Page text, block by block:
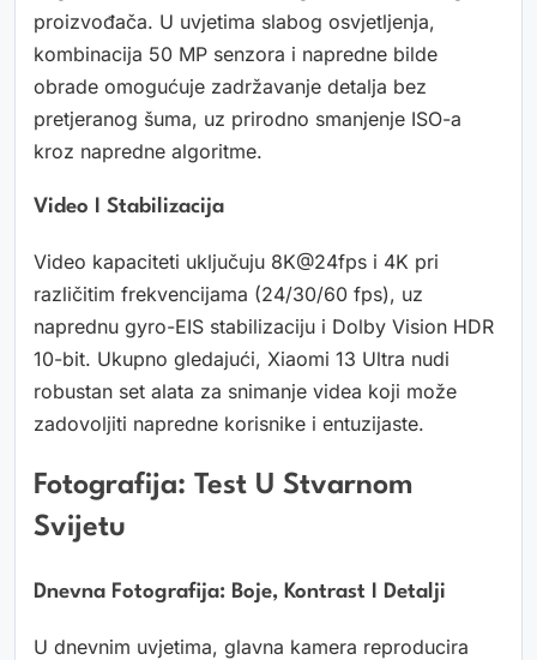
proizvođača. U uvjetima slabog osvjetljenja,
kombinacija 50 MP senzora i napredne bilde
obrade omogućuje zadržavanje detalja bez
pretjeranog šuma, uz prirodno smanjenje ISO-a
kroz napredne algoritme.
Video I Stabilizacija
Video kapaciteti uključuju 8K@24fps i 4K pri
različitim frekvencijama (24/30/60 fps), uz
naprednu gyro-EIS stabilizaciju i Dolby Vision HDR
10-bit. Ukupno gledajući, Xiaomi 13 Ultra nudi
robustan set alata za snimanje videa koji može
zadovoljiti napredne korisnike i entuzijaste.
Fotografija: Test U Stvarnom
Svijetu
Dnevna Fotografija: Boje, Kontrast I Detalji
U dnevnim uvjetima, glavna kamera reproducira